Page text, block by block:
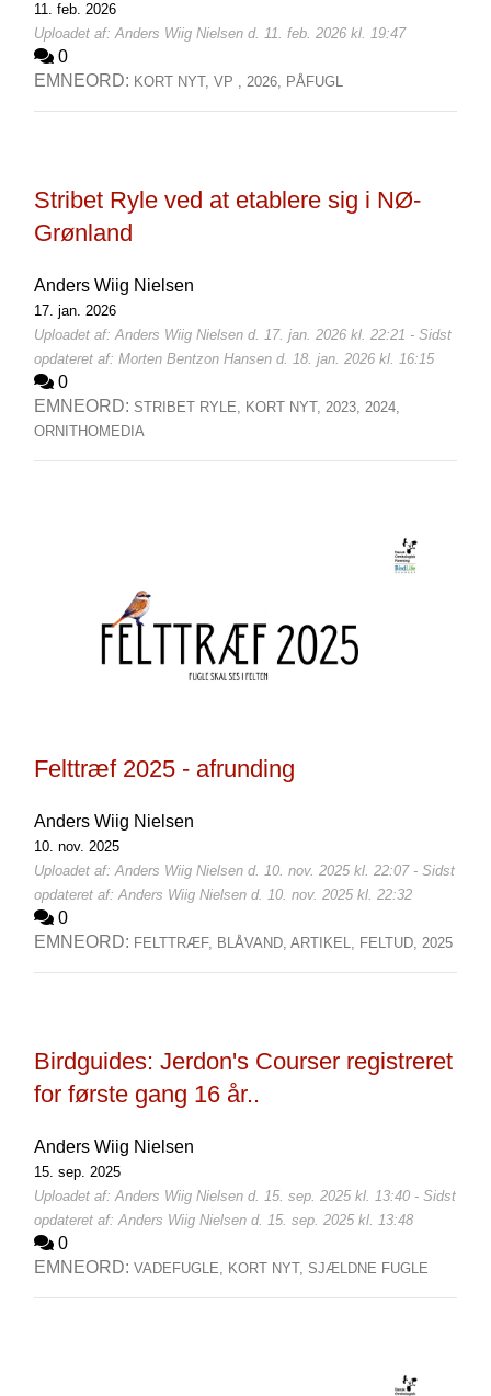
11. feb. 2026
Uploadet af: Anders Wiig Nielsen d. 11. feb. 2026 kl. 19:47
0
EMNEORD: KORT NYT, VP , 2026, PÅFUGL
Stribet Ryle ved at etablere sig i NØ-
Grønland
Anders Wiig Nielsen
17. jan. 2026
Uploadet af: Anders Wiig Nielsen d. 17. jan. 2026 kl. 22:21 - Sidst
opdateret af: Morten Bentzon Hansen d. 18. jan. 2026 kl. 16:15
0
EMNEORD: STRIBET RYLE, KORT NYT, 2023, 2024,
ORNITHOMEDIA
Felttræf 2025 - afrunding
Anders Wiig Nielsen
10. nov. 2025
Uploadet af: Anders Wiig Nielsen d. 10. nov. 2025 kl. 22:07 - Sidst
opdateret af: Anders Wiig Nielsen d. 10. nov. 2025 kl. 22:32
0
EMNEORD: FELTTRÆF, BLÅVAND, ARTIKEL, FELTUD, 2025
Birdguides: Jerdon's Courser registreret
for første gang 16 år..
Anders Wiig Nielsen
15. sep. 2025
Uploadet af: Anders Wiig Nielsen d. 15. sep. 2025 kl. 13:40 - Sidst
opdateret af: Anders Wiig Nielsen d. 15. sep. 2025 kl. 13:48
0
EMNEORD: VADEFUGLE, KORT NYT, SJÆLDNE FUGLE